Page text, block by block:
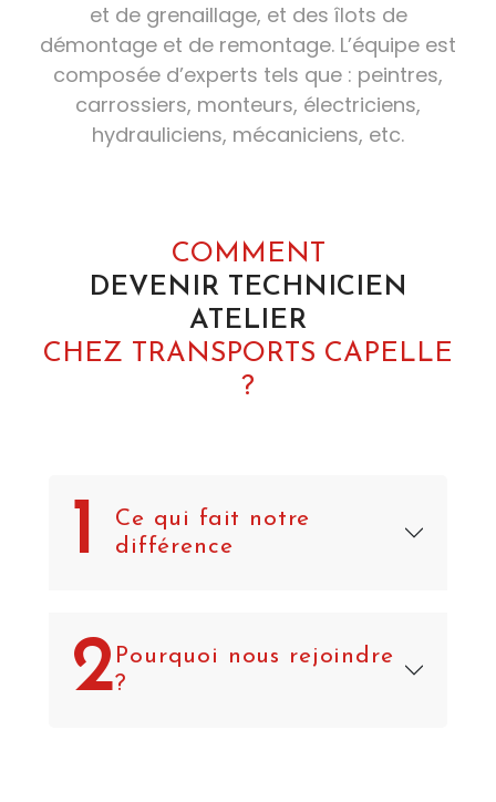
et de grenaillage, et des îlots de
démontage et de remontage. L’équipe est
composée d’experts tels que : peintres,
carrossiers, monteurs, électriciens,
hydrauliciens, mécaniciens, etc.
COMMENT
DEVENIR TECHNICIEN
ATELIER
CHEZ TRANSPORTS CAPELLE
?
1
Ce qui fait notre
différence
2Pourquoi nous rejoindre
?